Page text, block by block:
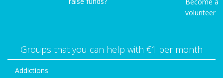
volunteer
Groups that you can help with €1 per month
Addictions